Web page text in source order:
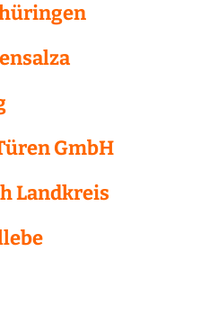
GmbH
Landkreis